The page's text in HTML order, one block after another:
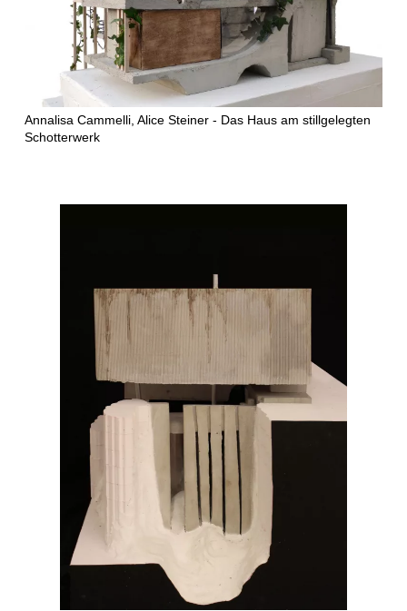
Annalisa Cammelli, Alice Steiner - Das Haus am stillgelegten
Schotterwerk